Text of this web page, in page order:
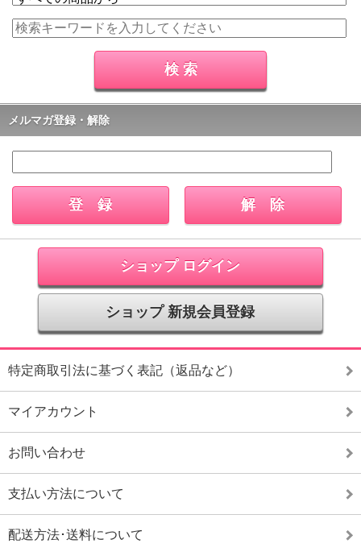
メルマガ登録・解除
ショップ ログイン
ショップ 新規会員登録
特定商取引法に基づく表記（返品など）
マイアカウント
お問い合わせ
支払い方法について
配送方法･送料について